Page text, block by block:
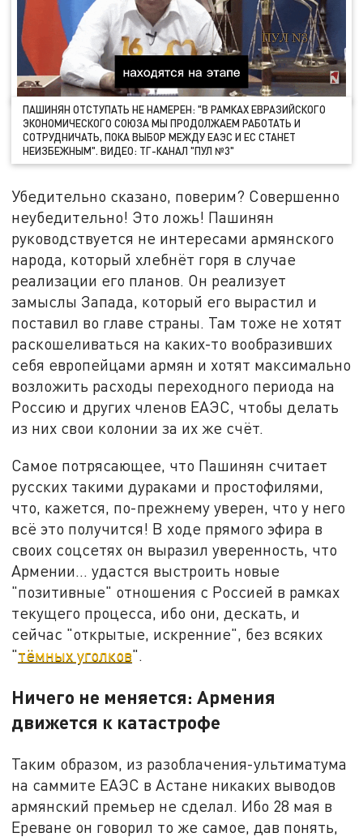
ПАШИНЯН ОТСТУПАТЬ НЕ НАМЕРЕН: "В РАМКАХ ЕВРАЗИЙСКОГО
ЭКОНОМИЧЕСКОГО СОЮЗА МЫ ПРОДОЛЖАЕМ РАБОТАТЬ И
СОТРУДНИЧАТЬ, ПОКА ВЫБОР МЕЖДУ ЕАЭС И ЕС СТАНЕТ
НЕИЗБЕЖНЫМ". ВИДЕО: ТГ-КАНАЛ "ПУЛ №3"
Убедительно сказано, поверим? Совершенно
неубедительно! Это ложь! Пашинян
руководствуется не интересами армянского
народа, который хлебнёт горя в случае
реализации его планов. Он реализует
замыслы Запада, который его вырастил и
поставил во главе страны. Там тоже не хотят
раскошеливаться на каких-то вообразивших
себя европейцами армян и хотят максимально
возложить расходы переходного периода на
Россию и других членов ЕАЭС, чтобы делать
из них свои колонии за их же счёт.
Самое потрясающее, что Пашинян считает
русских такими дураками и простофилями,
что, кажется, по-прежнему уверен, что у него
всё это получится! В ходе прямого эфира в
своих соцсетях он выразил уверенность, что
Армении… удастся выстроить новые
"позитивные" отношения с Россией в рамках
текущего процесса, ибо они, дескать, и
сейчас "открытые, искренние", без всяких
"тёмных уголков".
Ничего не меняется: Армения
движется к катастрофе
Таким образом, из разоблачения-ультиматума
на саммите ЕАЭС в Астане никаких выводов
армянский премьер не сделал. Ибо 28 мая в
Ереване он говорил то же самое, дав понять,